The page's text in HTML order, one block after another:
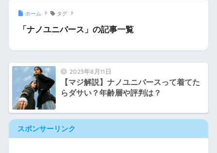
ホーム タグ
「ナノユニバース」の記事一覧
2023年8月11日
【マジ解説】ナノユニバースって着てた
らダサい？年齢層や評判は？
スポンサーリンク